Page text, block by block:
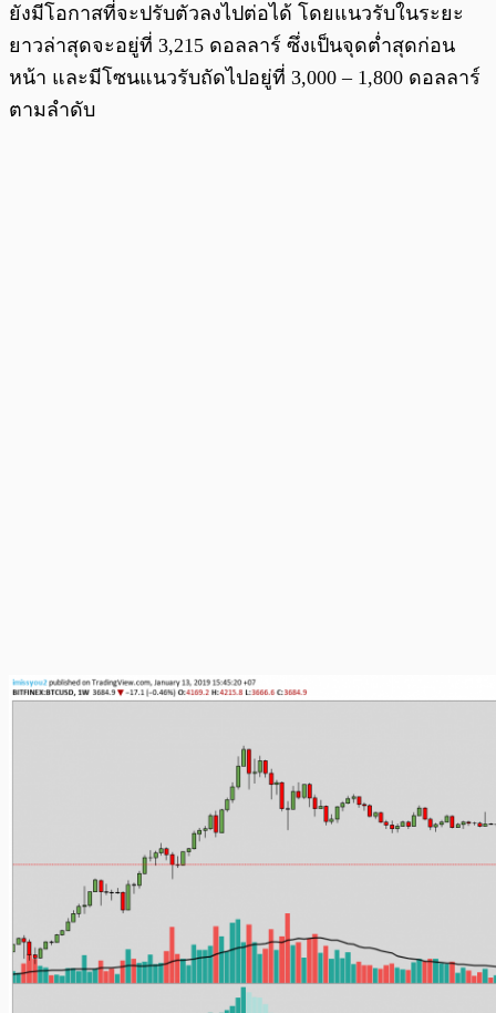
ยังมีโอกาสที่จะปรับตัวลงไปต่อได้ โดยแนวรับในระยะ
ยาวล่าสุดจะอยู่ที่ 3,215 ดอลลาร์ ซึ่งเป็นจุดต่ำสุดก่อน
หน้า และมีโซนแนวรับถัดไปอยู่ที่ 3,000 – 1,800 ดอลลาร์
ตามลำดับ